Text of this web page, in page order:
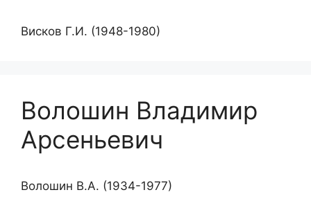
Висков Г.И. (1948-1980)
Волошин Владимир
Арсеньевич
Волошин В.А. (1934-1977)